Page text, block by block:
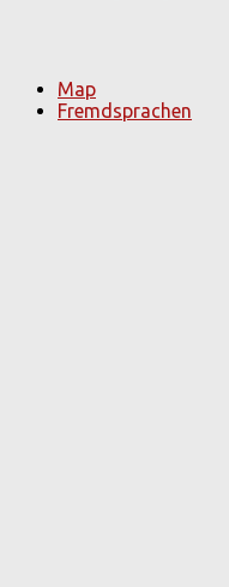
Map
Fremdsprachen